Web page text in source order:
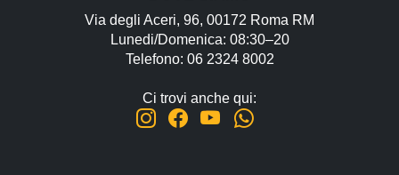
Incensi e diffusori
Articoli per la Casa
Regali, Souvenir e Accessori
Radici, Semi e Erbe Ayurvediche
Via degli Aceri, 96, 00172 Roma RM
Lunedi/Domenica: 08:30–20
Telefono: 06 2324 8002
Ci trovi anche qui: